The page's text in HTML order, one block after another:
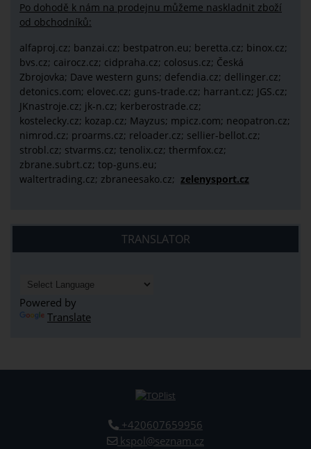
Po dohodě k nám na prodejnu můžeme naskladnit zboží
od obchodníků:
alfaproj.cz; banzai.cz; bestpatron.eu; beretta.cz; binox.cz;
bvs.cz; cairocz.cz; cidpraha.cz; colosus.cz; Česká
Zbrojovka; Dave western guns; defendia.cz; dellinger.cz;
detonics.com; elovec.cz; guns-trade.cz; harrant.cz; JGS.cz;
JKnastroje.cz; jk-n.cz; kerberostrade.cz;
kostelecky.cz; kozap.cz; Mayzus; mpicz.com; neopatron.cz;
nimrod.cz; proarms.cz; reloader.cz; sellier-bellot.cz;
strobl.cz; stvarms.cz; tenolix.cz; thermfox.cz;
zbrane.subrt.cz; top-guns.eu;
waltertrading.cz; zbraneesako.cz; zelenysport.cz
TRANSLATOR
Powered by
Translate
+420607659956
kspol@seznam.cz